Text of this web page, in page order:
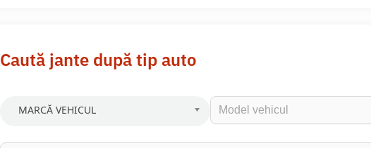
Caută jante după tip auto
MARCĂ VEHICUL